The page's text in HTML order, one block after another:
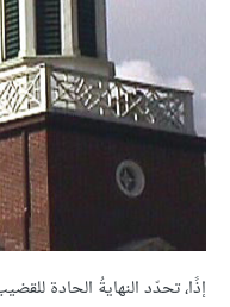
إذًا، تحدّد النهايةُ الحادة